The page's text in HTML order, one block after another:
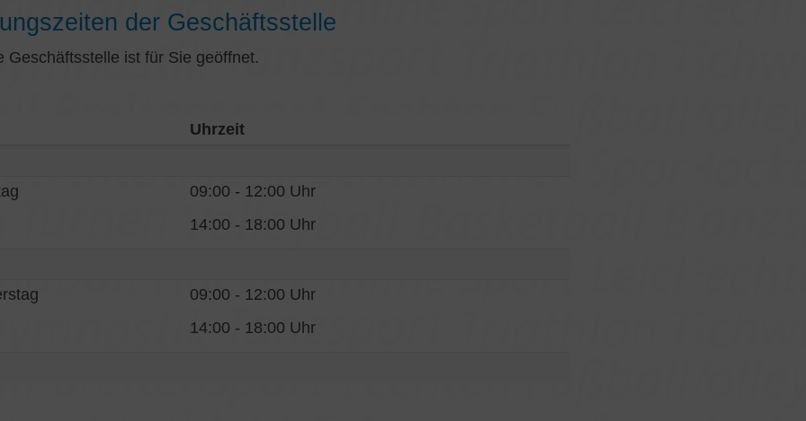
der Geschäftsstelle
Geschäftsstelle ist für Sie geöffnet.
Uhrzeit
09:00 - 12:00 Uhr
14:00 - 18:00 Uhr
09:00 - 12:00 Uhr
14:00 - 18:00 Uhr